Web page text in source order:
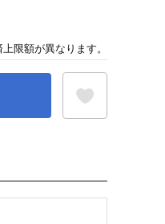
限額が異なります。